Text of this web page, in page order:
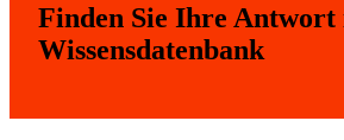
Finden Sie Ihre Antwort
Wissensdatenbank